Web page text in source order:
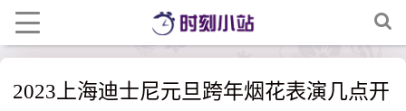
2023上海迪士尼元旦跨年烟花表演几点开